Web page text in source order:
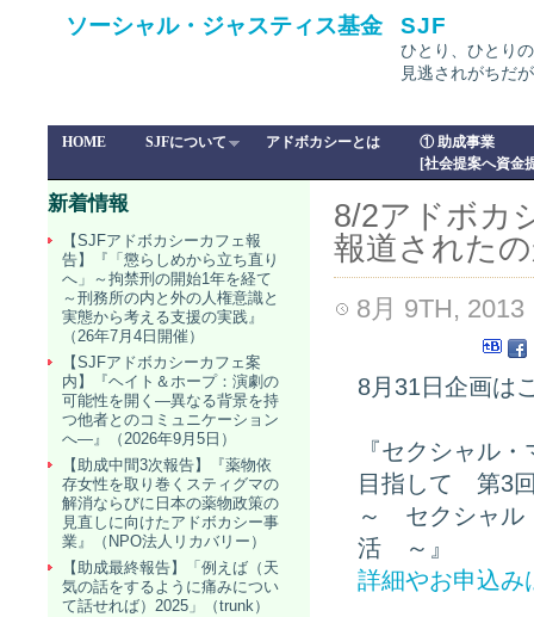
ソーシャル・ジャスティス基金 SJF
ひとり、ひとり
見逃されがちだ
HOME SJFについて アドボカシーとは
① 助成事業
[社会提案へ資金
8/2アドボカ
報道された
8月 9TH, 2013
8月31日企画は
『セクシャル
目指して 第3
～ セクシャル
活 ～』
詳細やお申込み
新着情報
【SJFアドボカシーカフェ報
告】『「懲らしめから立ち直り
へ」～拘禁刑の開始1年を経て
～刑務所の内と外の人権意識と
実態から考える支援の実践』
（26年7月4日開催）
【SJFアドボカシーカフェ案
内】『ヘイト＆ホープ：演劇の
可能性を開く―異なる背景を持
つ他者とのコミュニケーション
へ―』（2026年9月5日）
【助成中間3次報告】『薬物依
存女性を取り巻くスティグマの
解消ならびに日本の薬物政策の
見直しに向けたアドボカシー事
業』（NPO法人リカバリー）
【助成最終報告】「例えば（天
気の話をするように痛みについ
て話せれば）2025」（trunk）